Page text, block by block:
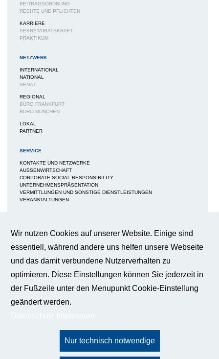
BEITRAGSORDNUNG
RECHTE UND PFLICHTEN
KARRIERE
SEKRETARIATSKRAFT
PRAKTIKUM
NETZWERK
INTERNATIONAL
NATIONAL
SENAT
REGIONAL
BÜRO FRANKFURT
BÜRO MÜNCHEN
LOKAL
PARTNER
SERVICE
KONTAKTE UND NETZWERKE
AUSSENWIRTSCHAFT
CORPORATE SOCIAL RESPONSIBILITY
UNTERNEHMENSPRÄSENTATION
VERMITTLUNGEN UND SONSTIGE DIENSTLEISTUNGEN
VERANSTALTUNGEN
NEWS / BERICHTE / ARTIKEL
BROSCHÜREN
FAQS
BROSCHÜRE INNOVATION - KÜNSTLICHE INTELLIGENZ
PRESSE
Wir nutzen Cookies auf unserer Website. Einige sind
essentiell, während andere uns helfen unsere Webseite
und das damit verbundene Nutzerverhalten zu
optimieren. Diese Einstellungen können Sie jederzeit in
der Fußzeile unter den Menupunkt Cookie-Einstellung
geändert werden.
Cookie-Einstellungen